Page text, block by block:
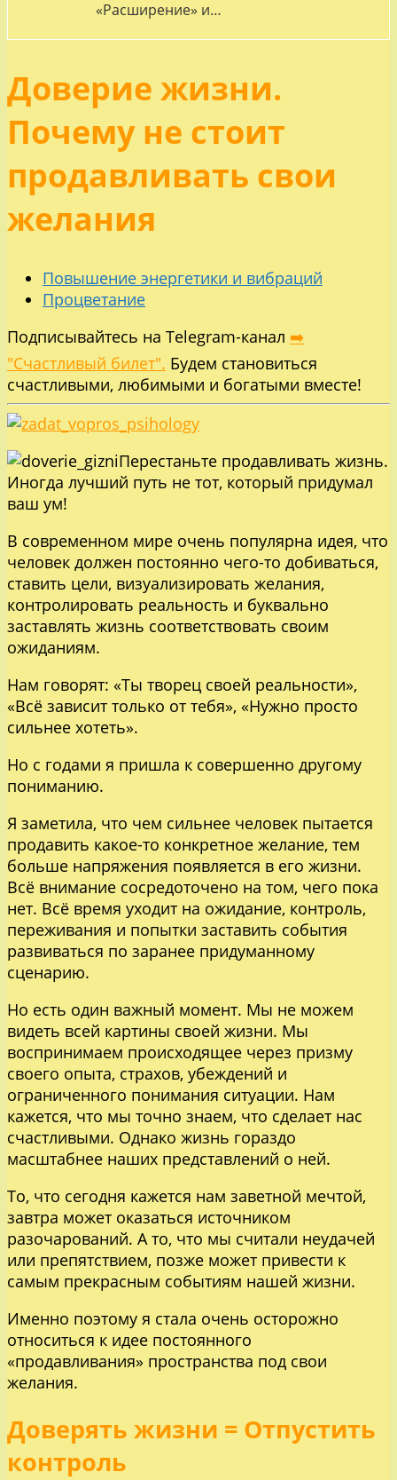
«Расширение» и…
Доверие жизни.
Почему не стоит
продавливать свои
желания
Повышение энергетики и вибраций
Процветание
Подписывайтесь на Telegram-канал ➡️
"Счастливый билет". Будем становиться
счастливыми, любимыми и богатыми вместе!
Перестаньте продавливать жизнь.
Иногда лучший путь не тот, который придумал
ваш ум!
В современном мире очень популярна идея, что
человек должен постоянно чего-то добиваться,
ставить цели, визуализировать желания,
контролировать реальность и буквально
заставлять жизнь соответствовать своим
ожиданиям.
Нам говорят: «Ты творец своей реальности»,
«Всё зависит только от тебя», «Нужно просто
сильнее хотеть».
Но с годами я пришла к совершенно другому
пониманию.
Я заметила, что чем сильнее человек пытается
продавить какое-то конкретное желание, тем
больше напряжения появляется в его жизни.
Всё внимание сосредоточено на том, чего пока
нет. Всё время уходит на ожидание, контроль,
переживания и попытки заставить события
развиваться по заранее придуманному
сценарию.
Но есть один важный момент. Мы не можем
видеть всей картины своей жизни. Мы
воспринимаем происходящее через призму
своего опыта, страхов, убеждений и
ограниченного понимания ситуации. Нам
кажется, что мы точно знаем, что сделает нас
счастливыми. Однако жизнь гораздо
масштабнее наших представлений о ней.
То, что сегодня кажется нам заветной мечтой,
завтра может оказаться источником
разочарований. А то, что мы считали неудачей
или препятствием, позже может привести к
самым прекрасным событиям нашей жизни.
Именно поэтому я стала очень осторожно
относиться к идее постоянного
«продавливания» пространства под свои
желания.
Доверять жизни = Отпустить
контроль